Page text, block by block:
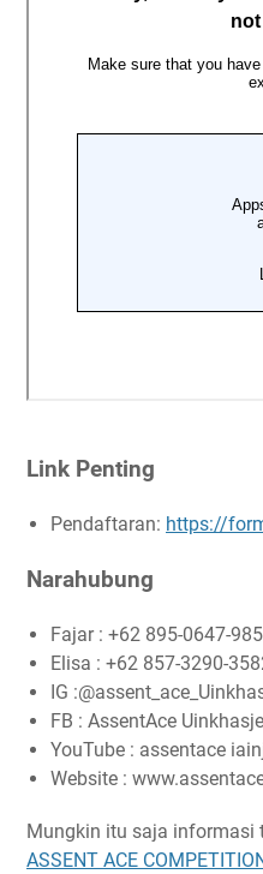
Link Penting
Pendaftaran: https://
Narahubung
Fajar : +62 895-0647-
Elisa : +62 857-3290-
IG
FB : AssentAce
YouTube : assentace
Website :
Mungkin itu saja informasi
ASSENT ACE